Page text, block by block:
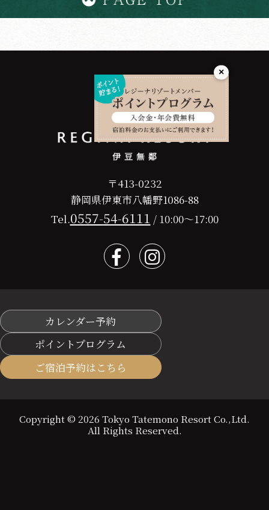
〒413-0232
静岡県伊東市八幡野1086-88
Tel.0557-54-6111 / 10:00～17:00
カレンダー予約
ポイントプログラム
ご宿泊予約はこちら
Copyright © 2026 Tokyo Tatemono Resort Co.,Ltd.
All Rights Reserved.
×